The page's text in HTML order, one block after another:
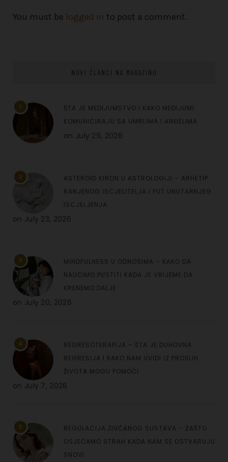
You must be logged in to post a comment.
NOVI ČLANCI NA MAGAZINU
1
ŠTA JE MEDIJUMSTVO I KAKO MEDIJUMI
KOMUNICIRAJU SA UMRLIMA I ANĐELIMA
on July 29, 2026
2
ASTEROID KIRON U ASTROLOGIJI – ARHETIP
RANJENOG ISCJELITELJA I PUT UNUTARNJEG
ISCJELJENJA
on July 23, 2026
3
MINDFULNESS U ODNOSIMA – KAKO DA
NAUČIMO PUSTITI KADA JE VRIJEME DA
KRENEMO DALJE
on July 20, 2026
4
REGRESOTERAPIJA – ŠTA JE DUHOVNA
REGRESIJA I KAKO NAM UVIDI IZ PROŠLIH
ŽIVOTA MOGU POMOĆI
on July 7, 2026
5
REGULACIJA ŽIVČANOG SUSTAVA – ZAŠTO
OSJEĆAMO STRAH KADA NAM SE OSTVARUJU
SNOVI